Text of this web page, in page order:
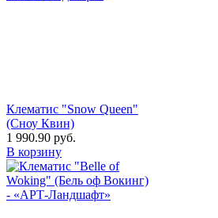
Клематис "Snow Queen"
(Сноу Квин)
1 990.90 руб.
В корзину